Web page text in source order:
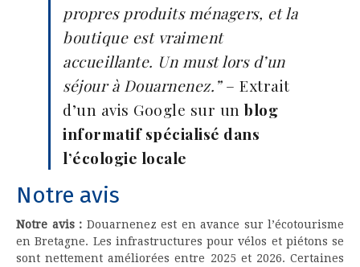
propres produits ménagers, et la
boutique est vraiment
accueillante. Un must lors d’un
séjour à Douarnenez.”– Extrait
d’un avis Google sur un blog
informatif spécialisé dans
l’écologie locale
Notre avis
Notre avis : Douarnenez est en avance sur l’écotourisme
en Bretagne. Les infrastructures pour vélos et piétons se
sont nettement améliorées entre 2025 et 2026. Certaines